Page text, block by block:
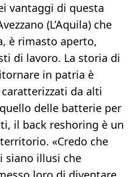
vantaggi di questa
(L’Aquila) che
è rimasto aperto,
di lavoro. La storia di
in patria è
da alti
delle batterie per
il back reshoring è un
«Credo che
illusi che